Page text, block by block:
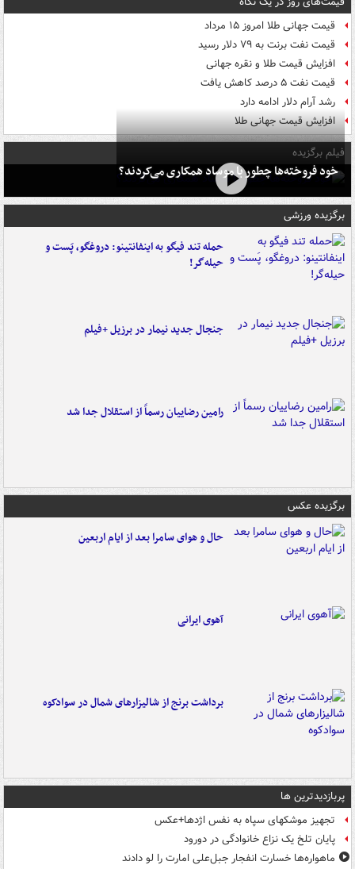
قیمت جهانی طلا امروز ۱۵ مرداد
قیمت نفت برنت به ۷۹ دلار رسید
افزایش قیمت طلا و نقره جهانی
قیمت نفت ۵ درصد کاهش یافت
رشد آرام دلار ادامه دارد
افزایش قیمت جهانی طلا
فیلم برگزیده
خود فروخته‌ها چطور با موساد همکاری می‌کردند؟
برگزیده ورزشی
حمله تند فیگو به اینفانتینو: دروغگو، پَست‌ و
حیله‌گر!
جنجال جدید نیمار در برزیل +فیلم
رامین رضاییان رسماً از استقلال جدا شد
برگزیده عکس
حال و هوای سامرا بعد از ایام اربعین
آهوی ایرانی
برداشت برنج از شالیزارهای شمال در سوادکوه
پربازدیدترین ها
تجهیز موشکهای سپاه به نفس اژدها+عکس
پایان تلخ یک نزاع خانوادگی در دورود
ماهواره‌ها خسارت انفجار جبل‌علی امارت را لو دادند